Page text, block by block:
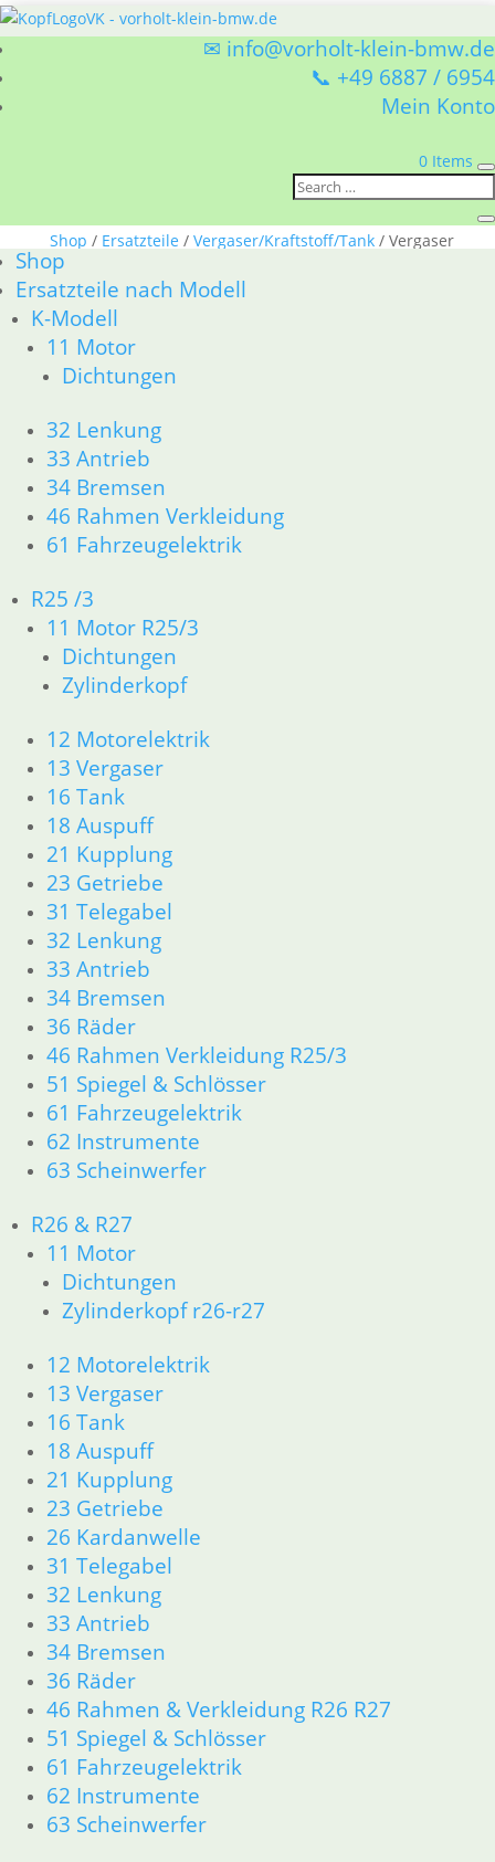
✉ info@vorholt-klein-bmw.de
📞 +49 6887 / 6954
Mein Konto
0 Items
Shop
Ersatzteile nach Modell
K-Modell
11 Motor
Dichtungen
32 Lenkung
33 Antrieb
34 Bremsen
46 Rahmen Verkleidung
61 Fahrzeugelektrik
R25 /3
11 Motor R25/3
Dichtungen
Zylinderkopf
12 Motorelektrik
13 Vergaser
16 Tank
18 Auspuff
21 Kupplung
23 Getriebe
31 Telegabel
32 Lenkung
33 Antrieb
34 Bremsen
36 Räder
46 Rahmen Verkleidung R25/3
51 Spiegel & Schlösser
61 Fahrzeugelektrik
62 Instrumente
63 Scheinwerfer
R26 & R27
11 Motor
Dichtungen
Zylinderkopf r26-r27
12 Motorelektrik
13 Vergaser
16 Tank
18 Auspuff
21 Kupplung
23 Getriebe
26 Kardanwelle
31 Telegabel
32 Lenkung
33 Antrieb
34 Bremsen
36 Räder
46 Rahmen & Verkleidung R26 R27
51 Spiegel & Schlösser
61 Fahrzeugelektrik
62 Instrumente
63 Scheinwerfer
Shop / Ersatzteile / Vergaser/Kraftstoff/Tank/ Vergaser
Vergaser
BMW Vergaser/Kraftstoff/Tank Vergaser
1–15 von 53 Ergebnissen werden angezeigt
2
3
4
→
Flanschdichtung Vergaser
7,90€
Artikelnummer: 0042146
inkl. MwSt.
zzgl.Versandkosten
In den Warenkorb
Flanschdichtung
7,90€
Artikelnummer: 0042145
inkl. MwSt.
zzgl.Versandkosten
In den Warenkorb
Spannschelle für Vergaser
Gummimuffe
7,50€
Artikelnummer: 0043103
inkl. MwSt.
In den Warenkorb
Ansauggummi R 50 / R 50/2 /
5,00 €
Artikelnummer: 0043161
inkl. MwSt.
zzgl.Versandkosten
In den Warenkorb
Ansauggummi R 26 + R 27
6,00 €
Artikelnummer: 0042161
inkl. MwSt.
zzgl.Versandkosten
In den Warenkorb
Ansauggummi R 25/3
14,00€
Artikelnummer: 0043108